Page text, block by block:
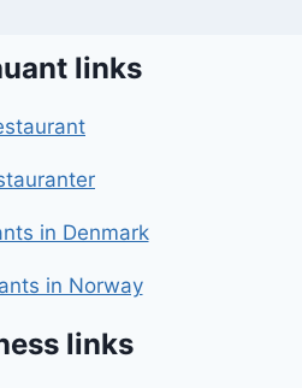
links
in Denmark
in Norway
links